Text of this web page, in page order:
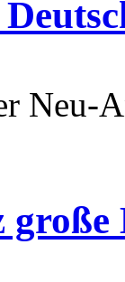
Neu-